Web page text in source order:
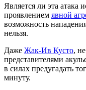
Является ли эта атака
проявлением явной
возможность
нельзя.
Даже Жак-Ив Кусто,
представителями
в силах предугадать
минуту.